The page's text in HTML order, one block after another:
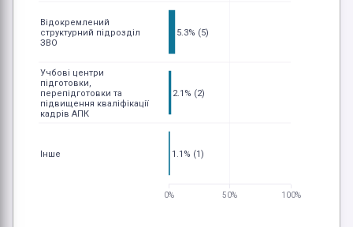
5.3% (5)
2.1% (2)
1.1% (1)
0% 50% 100%
Відокремлений
структурний підрозділ
ЗВО
Учбові центри
підготовки,
перепідготовки та
підвищення кваліфікації
кадрів АПК
Інше